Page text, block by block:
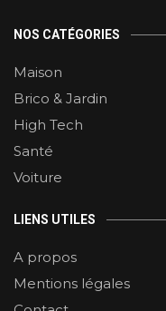
NOS CATÉGORIES
Maison
Brico & Jardin
High Tech
Santé
Voiture
LIENS UTILES
A propos
Mentions légales